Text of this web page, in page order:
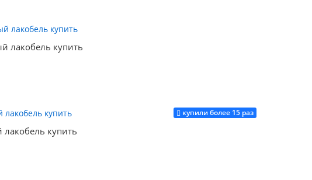
лакобель купить
Купить
купили более 15 раз
лакобель купить